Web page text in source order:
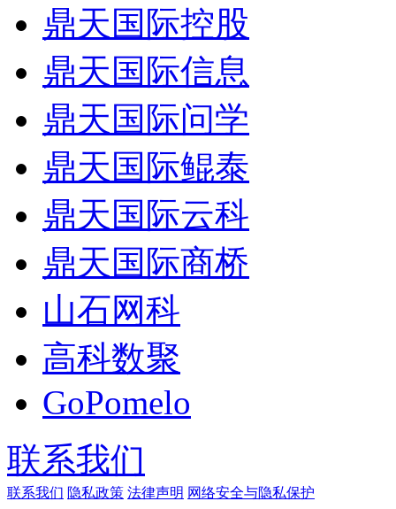
鼎天国际控股
鼎天国际信息
鼎天国际问学
鼎天国际鲲泰
鼎天国际云科
鼎天国际商桥
山石网科
高科数聚
GoPomelo
联系我们
联系我们 隐私政策 法律声明 网络安全与隐私保护